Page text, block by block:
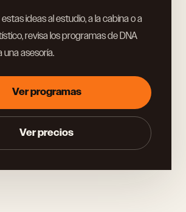
ideas al estudio, a la cabina o a
revisa los programas de DNA
asesoría.
Ver programas
Ver precios